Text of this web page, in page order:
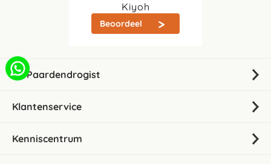
Kiyoh
Beoordeel
De Paardendrogist
Klantenservice
Kenniscentrum